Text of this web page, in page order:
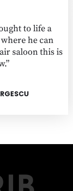
to life a
he can
saloon this is